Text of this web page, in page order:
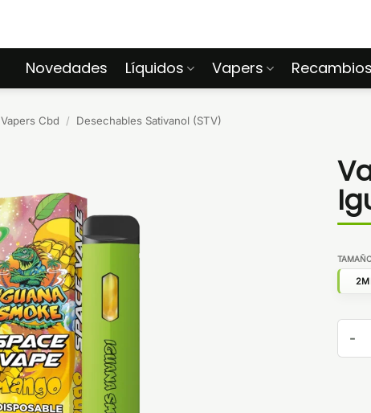
Novedades Líquidos Vapers Recambios
Vapers Cbd / Desechables Sativanol (STV)